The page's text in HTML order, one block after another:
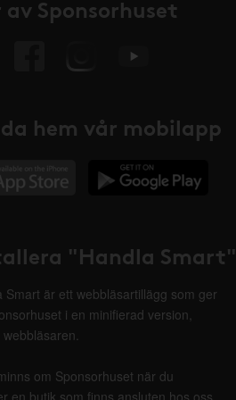
av Sponsorhuset
hem vår mobilapp
"Handla Smart"
Smart är ett webbläsartillägg som ger
i en minifierad version,
webbläsaren.
om Sponsorhuset när du